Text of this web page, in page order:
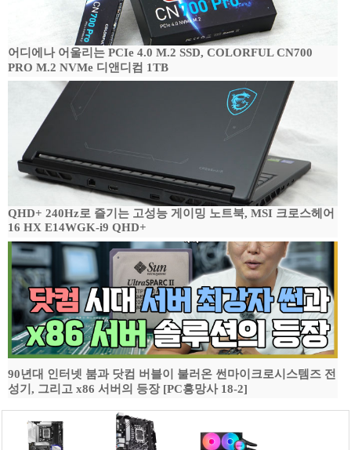
어디에나 어울리는 PCIe 4.0 M.2 SSD, COLORFUL CN700
PRO M.2 NVMe 디앤디컴 1TB
QHD+ 240Hz로 즐기는 고성능 게이밍 노트북, MSI 크로스헤어
16 HX E14WGK-i9 QHD+
90년대 인터넷 붐과 닷컴 버블이 불러온 썬마이크로시스템즈 전
성기, 그리고 x86 서버의 등장 [PC흥망사 18-2]